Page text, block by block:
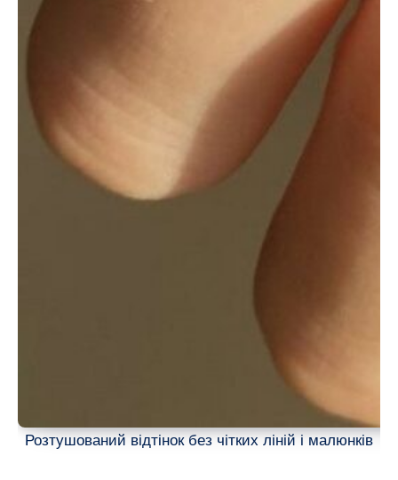
Розтушований відтінок без чітких ліній і малюнків